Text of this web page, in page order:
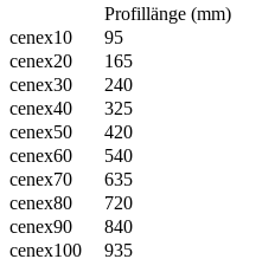
Profillänge (mm)
cenex10
95
cenex20
165
cenex30
240
cenex40
325
cenex50
420
cenex60
540
cenex70
635
cenex80
720
cenex90
840
cenex100
935